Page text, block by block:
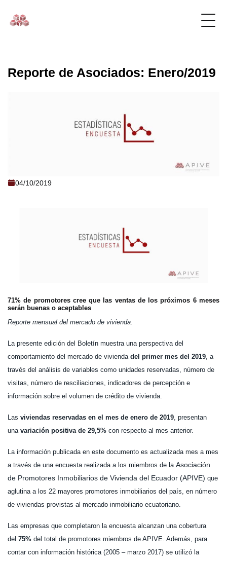
Reporte de Asociados: Enero/2019
04/10/2019
Reporte de Asociados: Enero/2019
71% de promotores cree que las ventas de los próximos 6 meses
serán buenas o aceptables
Reporte mensual del mercado de vivienda.
La presente edición del Boletín muestra una perspectiva del
comportamiento del mercado de vivienda del primer mes del 2019, a
través del análisis de variables como unidades reservadas, número de
visitas, número de resciliaciones, indicadores de percepción e
información sobre el volumen de crédito de vivienda.
Las viviendas reservadas en el mes de enero de 2019, presentan
una variación positiva de 29,5% con respecto al mes anterior.
La información publicada en este documento es actualizada mes a mes
a través de una encuesta realizada a los miembros de la Asociación
de Promotores Inmobiliarios de Vivienda del Ecuador (APIVE) que
aglutina a los 22 mayores promotores inmobiliarios del país, en número
de viviendas provistas al mercado inmobiliario ecuatoriano.
Las empresas que completaron la encuesta alcanzan una cobertura
del 75% del total de promotores miembros de APIVE. Además, para
contar con información histórica (2005 – marzo 2017) se utilizó la